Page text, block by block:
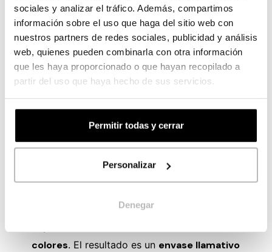
sociales y analizar el tráfico. Además, compartimos
información sobre el uso que haga del sitio web con
nuestros partners de redes sociales, publicidad y análisis
web, quienes pueden combinarla con otra información
que les haya proporcionado o que hayan recopilado a
partir del uso que haya hecho de sus servicios.
Permitir todas y cerrar
Personalizar
Denegar
naturalidad. Aquí la etiqueta es
transparente, lo que permite ver el
contenido y reforzar esa idea de
autenticidad . Los
añaden unbrillo metalizado y refinado
para la cocina o la mesa.
El sector de lanutrición deportiva y la
Polipropileno Plata Brillo, que aporta un
colores. El resultado es un envase llamativo